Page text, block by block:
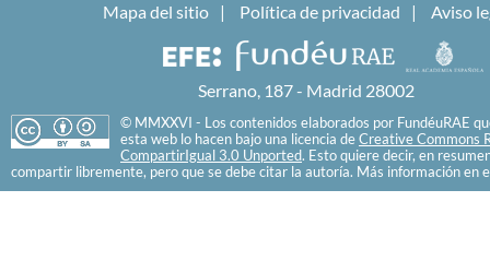
Mapa del sitio Política de privacidad Aviso
Serrano, 187 - Madrid 28002
© MMXXVI - Los contenidos elaborados por FundéuRAE
esta web lo hacen bajo una licencia de Creative Commons
CompartirIgual 3.0 Unported. Esto quiere decir, en
compartir libremente, pero que se debe citar la autoría. Más información en